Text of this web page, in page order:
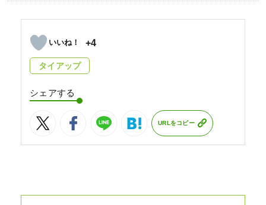
+4
タイアップ
シェアする
URLをコピー